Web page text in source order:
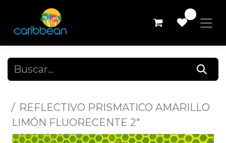
REFLECTIVO PRISMATICO AMARILLO
LIMÓN FLUORECENTE 2"